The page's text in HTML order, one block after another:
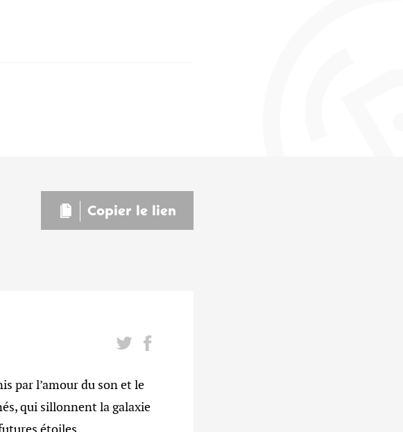
Copier le lien
par l’amour du son et le
qui sillonnent la galaxie